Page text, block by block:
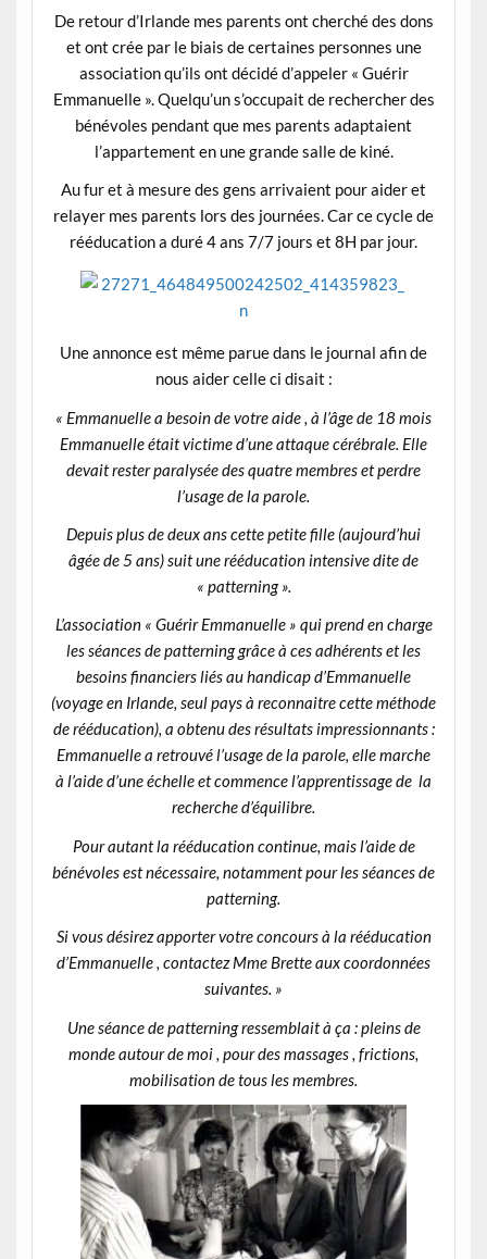
De retour d’Irlande mes parents ont cherché des dons
et ont crée par le biais de certaines personnes une
association qu’ils ont décidé d’appeler « Guérir
Emmanuelle ». Quelqu’un s’occupait de rechercher des
bénévoles pendant que mes parents adaptaient
l’appartement en une grande salle de kiné.
Au fur et à mesure des gens arrivaient pour aider et
relayer mes parents lors des journées. Car ce cycle de
rééducation a duré 4 ans 7/7 jours et 8H par jour.
Une annonce est même parue dans le journal afin de
nous aider celle ci disait :
« Emmanuelle a besoin de votre aide , à l’âge de 18 mois
Emmanuelle était victime d’une attaque cérébrale. Elle
devait rester paralysée des quatre membres et perdre
l’usage de la parole.
Depuis plus de deux ans cette petite fille (aujourd’hui
âgée de 5 ans) suit une rééducation intensive dite de
« patterning ».
L’association « Guérir Emmanuelle » qui prend en charge
les séances de patterning grâce à ces adhérents et les
besoins financiers liés au handicap d’Emmanuelle
(voyage en Irlande, seul pays à reconnaitre cette méthode
de rééducation), a obtenu des résultats impressionnants :
Emmanuelle a retrouvé l’usage de la parole, elle marche
à l’aide d’une échelle et commence l’apprentissage de la
recherche d’équilibre.
Pour autant la rééducation continue, mais l’aide de
bénévoles est nécessaire, notamment pour les séances de
patterning.
Si vous désirez apporter votre concours à la rééducation
d’Emmanuelle , contactez Mme Brette aux coordonnées
suivantes. »
Une séance de patterning ressemblait à ça : pleins de
monde autour de moi , pour des massages , frictions,
mobilisation de tous les membres.